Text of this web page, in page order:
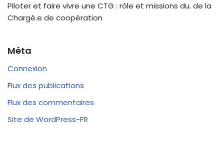
Piloter et faire vivre une CTG : rôle et missions du. de la
Chargé.e de coopération
Méta
Connexion
Flux des publications
Flux des commentaires
Site de WordPress-FR